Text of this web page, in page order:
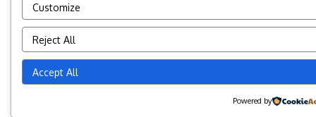
Customize
Reject All
Accept All
Powered by